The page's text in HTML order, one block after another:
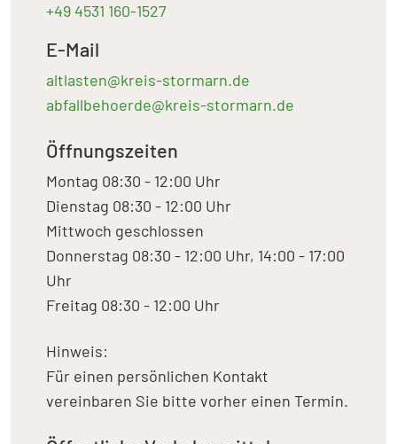
+49 4531 160-1527
E-Mail
altlasten@kreis-stormarn.de
abfallbehoerde@kreis-stormarn.de
Öffnungszeiten
Montag 08:30 - 12:00 Uhr
Dienstag 08:30 - 12:00 Uhr
Mittwoch geschlossen
Donnerstag 08:30 - 12:00 Uhr, 14:00 - 17:00
Uhr
Freitag 08:30 - 12:00 Uhr
Hinweis:
Für einen persönlichen Kontakt
vereinbaren Sie bitte vorher einen Termin.